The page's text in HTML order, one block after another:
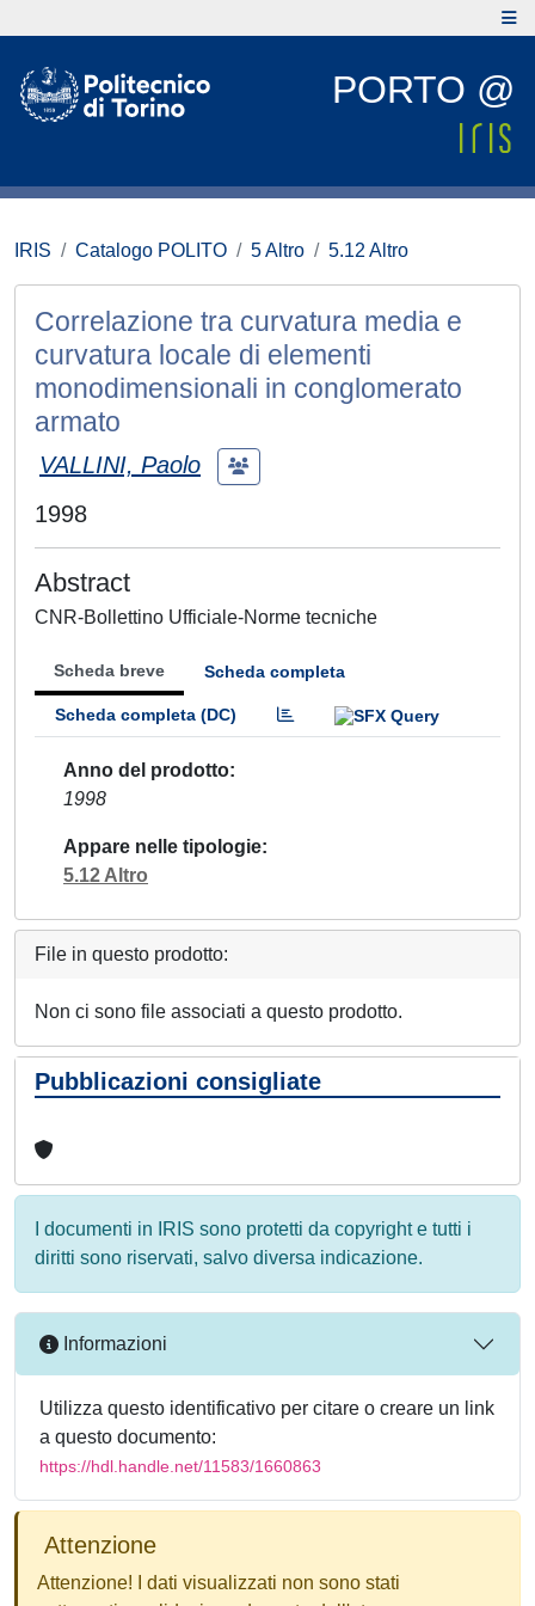
PORTO @
IRIS Catalogo POLITO 5 Altro 5.12 Altro
Correlazione tra curvatura media e
curvatura locale di elementi
monodimensionali in conglomerato
armato
VALLINI, Paolo
1998
Abstract
CNR-Bollettino Ufficiale-Norme tecniche
Scheda breve Scheda completa
Scheda completa (DC)
Anno del prodotto
1998
Appare nelle tipologie
5.12 Altro
File in questo prodotto:
Non ci sono file associati a questo prodotto.
Pubblicazioni consigliate
I documenti in IRIS sono protetti da copyright e tutti i
diritti sono riservati, salvo diversa indicazione.
Informazioni
Utilizza questo identificativo per citare o creare un link
a questo documento:
https://hdl.handle.net/11583/1660863
Attenzione
Attenzione! I dati visualizzati non sono stati